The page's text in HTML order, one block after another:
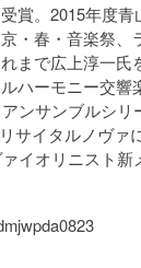
賞。2015年度青
・春・音楽祭、
まで広上淳一氏
ハーモニー交響
ンサンブルシリ
サイタルノヴァ
イオリニスト新